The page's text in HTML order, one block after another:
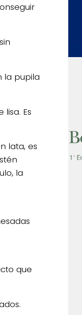
la pupila
Es
lata, es
la
que